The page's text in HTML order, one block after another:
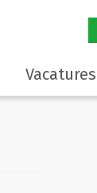
Vacatures